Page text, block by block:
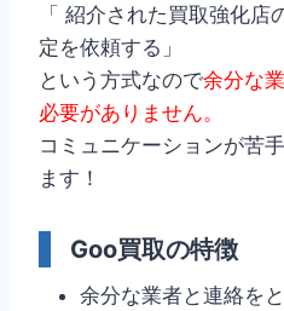
「 紹介された買取強化
定を依頼する」
という方式なので余分な
必要がありません。
コミュニケーションが苦
ます！
Goo買取の特徴
余分な業者と連絡を